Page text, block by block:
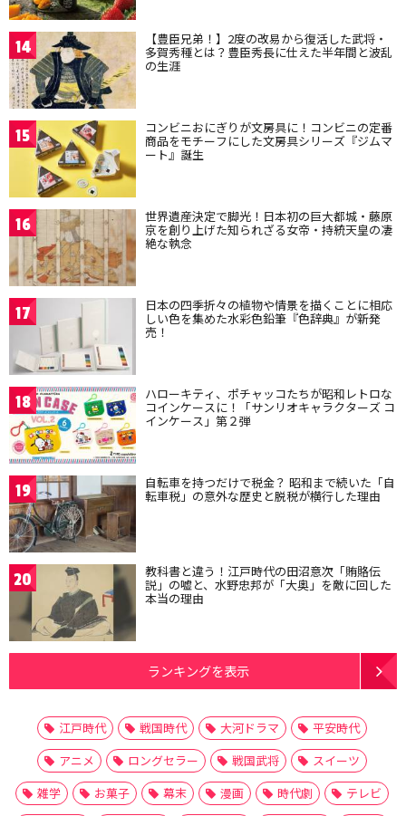
14 【豊臣兄弟！】2度の改易から復活した武将・
多賀秀種とは？豊臣秀長に仕えた半年間と波乱
の生涯
15 コンビニおにぎりが文房具に！コンビニの定番
商品をモチーフにした文房具シリーズ『ジムマ
ート』誕生
16 世界遺産決定で脚光！日本初の巨大都城・藤原
京を創り上げた知られざる女帝・持統天皇の凄
絶な執念
17 日本の四季折々の植物や情景を描くことに相応
しい色を集めた水彩色鉛筆『色辞典』が新発
売！
18 ハローキティ、ポチャッコたちが昭和レトロな
コインケースに！「サンリオキャラクターズ コ
インケース」第２弾
19 自転車を持つだけで税金？ 昭和まで続いた「自
転車税」の意外な歴史と脱税が横行した理由
20 教科書と違う！江戸時代の田沼意次「賄賂伝
説」の嘘と、水野忠邦が「大奥」を敵に回した
本当の理由
ランキングを表示
江戸時代 戦国時代 大河ドラマ
平安時代
アニメ
ロングセラー 戦国武将
スイーツ
雑学
お菓子 幕末 漫画 時代劇
テレビ